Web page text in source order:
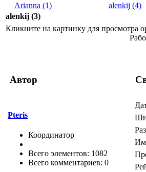
Arianna (1) alenkij (4)
alenkij (3)
Кликните на картинку для просмотра
Автор
Pteris
Координатор
Всего элементов: 1082
Всего комментариев: 0